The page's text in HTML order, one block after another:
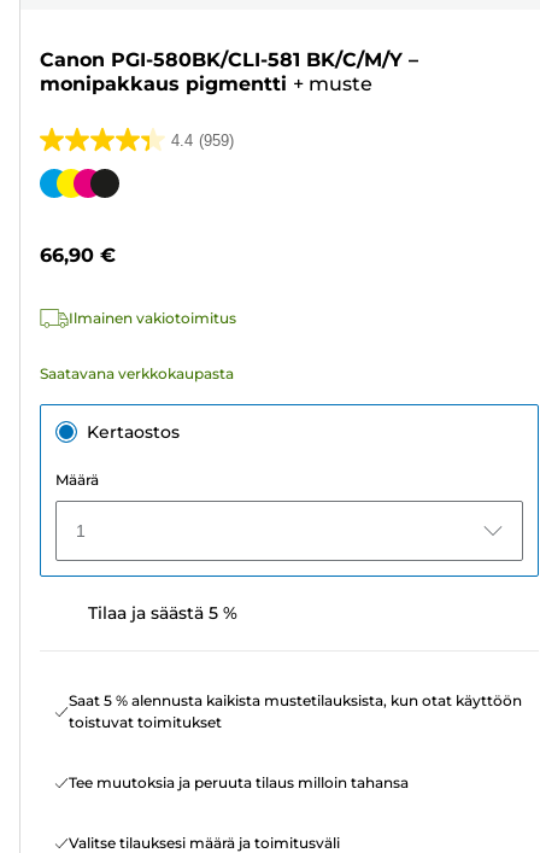
Canon PGI-580BK/CLI-581 BK/C/M/Y –
monipakkaus pigmentti + muste
4.4 (959)
4.4/5
tähteä.
Värikasetti
66,90 €
Ilmainen vakiotoimitus
Saatavana verkkokaupasta
Kertaostos
Määrä
1
Tilaa ja säästä 5 %
Saat 5 % alennusta kaikista mustetilauksista, kun otat käyttöön
toistuvat toimitukset
Tee muutoksia ja peruuta tilaus milloin tahansa
Valitse tilauksesi määrä ja toimitusväli